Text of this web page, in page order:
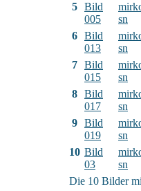
5 Bild
005
sn
6 Bild
013
sn
7 Bild
015
sn
8 Bild
017
sn
9 Bild
019
sn
10 Bild
03
sn
Die 10 Bilder